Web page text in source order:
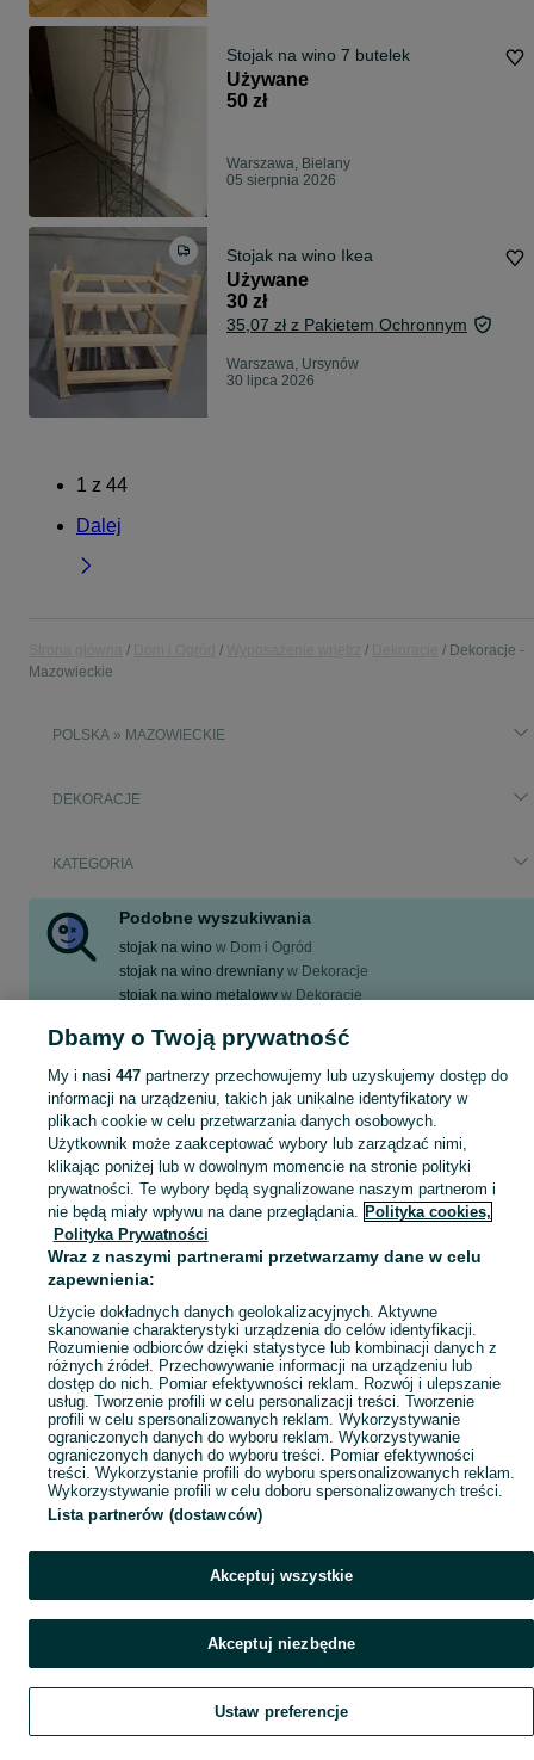
Stojak na wino 7 butelek
Używane
50 zł
Warszawa, Bielany
05 sierpnia 2026
Stojak na wino Ikea
Używane
30 zł
35,07 zł z Pakietem Ochronnym
Warszawa, Ursynów
30 lipca 2026
1 z 44
Dalej
Dekoracje -
Mazowieckie
POLSKA » MAZOWIECKIE
DEKORACJE
KATEGORIA
Podobne wyszukiwania
stojak na wino w Dom i Ogród
stojak na wino drewniany w Dekoracje
stojak na wino metalowy w Dekoracje
stojak na wino
Wyposażenie wnętrz
Zobacz Więcej
Aktualne ogłoszenia Mazowieckie: stojak na wino ▶️ sprawdź oferty w kategorii Dekoracje do domu i kupuj taniej na OLX.pl! Zobacz
Mapa kategorii
Mapa miejscowości
Mapa ministron
Szukaj Obserwujesz Dodaj Czat Konto
Dbamy o Twoją prywatność
My i nasi 447partnerzy przechowujemy lub uzyskujemy dostęp do
informacji na urządzeniu, takich jak unikalne identyfikatory w
plikach cookie w celu przetwarzania danych osobowych.
Użytkownik może zaakceptować wybory lub zarządzać nimi,
klikając poniżej lub w dowolnym momencie na stronie polityki
prywatności. Te wybory będą sygnalizowane naszym partnerom i
nie będą miały wpływu na dane przeglądania. Polityka cookies,
Polityka Prywatności
Wraz z naszymi partnerami przetwarzamy dane w celu
zapewnienia:
Użycie dokładnych danych geolokalizacyjnych. Aktywne
skanowanie charakterystyki urządzenia do celów identyfikacji.
Rozumienie odbiorców dzięki statystyce lub kombinacji danych z
różnych źródeł. Przechowywanie informacji na urządzeniu lub
dostęp do nich. Pomiar efektywności reklam. Rozwój i ulepszanie
usług. Tworzenie profili w celu personalizacji treści. Tworzenie
profili w celu spersonalizowanych reklam. Wykorzystywanie
ograniczonych danych do wyboru reklam. Wykorzystywanie
ograniczonych danych do wyboru treści. Pomiar efektywności
treści. Wykorzystanie profili do wyboru spersonalizowanych reklam.
Wykorzystywanie profili w celu doboru spersonalizowanych treści.
Lista partnerów (dostawców)
Akceptuj wszystkie
Akceptuj niezbędne
Ustaw preferencje